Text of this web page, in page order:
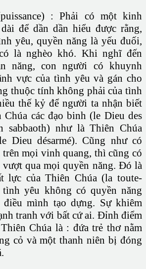
: Phải có một kinh
để dần dần hiểu được rằng,
yêu, quyền năng là yếu đuối,
là nghèo khó. Khi nghĩ đến
năng, con người có khuynh
vực của tình yêu và gán cho
thuộc tính không phải của tình
thế kỷ để người ta nhận biết
các đạo binh (le Dieu des
sabbaoth) như là Thiên Chúa
Dieu désarmé). Cũng như có
mọi vinh quang, thì cũng có
vượt qua mọi quyền năng. Đó là
lực của Thiên Chúa (la toute-
tình yêu không có quyền năng
mình tạo dựng. Sự khiêm
tranh với bất cứ ai. Đỉnh điểm
Chúa là : đứa trẻ thơ nằm
cỏ và một thanh niên bị đóng